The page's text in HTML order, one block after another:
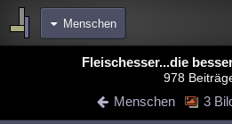
Menschen
Blogs
Chat Wiki Neuigkeiten
Fleischesser...die
978
Menschen 3